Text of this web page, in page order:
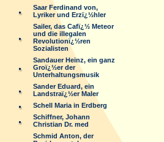
Saar Ferdinand von,
Lyriker und Erzï¿½hler
Sailer, das Cafï¿½ Meteor
und die illegalen
Revolutionï¿½ren
Sozialisten
Sandauer Heinz, ein ganz
Groï¿½er der
Unterhaltungsmusik
Sander Eduard, ein
Landstraï¿½er Maler
Schell Maria in Erdberg
Schiffner, Johann
Christian Dr. med
Schmid Anton, der